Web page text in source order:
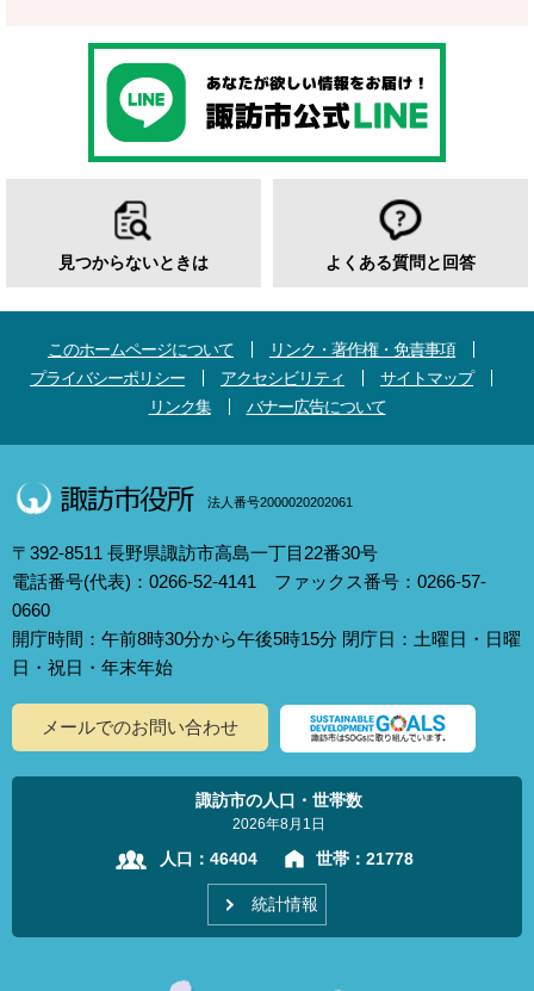
見つからないときは よくある質問と回答
このホームページについて
リンク・著作権・免責事項
プライバシーポリシー
アクセシビリティ
サイトマップ
リンク集
バナー広告について
法人番号2000020202061
〒392-8511 長野県諏訪市高島一丁目22番30号
電話番号(代表)：0266-52-4141 ファックス番号：0266-57-
0660
開庁時間：午前8時30分から午後5時15分 閉庁日：土曜日・日曜
日・祝日・年末年始
メールでのお問い合わせ
諏訪市の人口・世帯数
2026年8月1日
人口： 46404 世帯： 21778
統計情報